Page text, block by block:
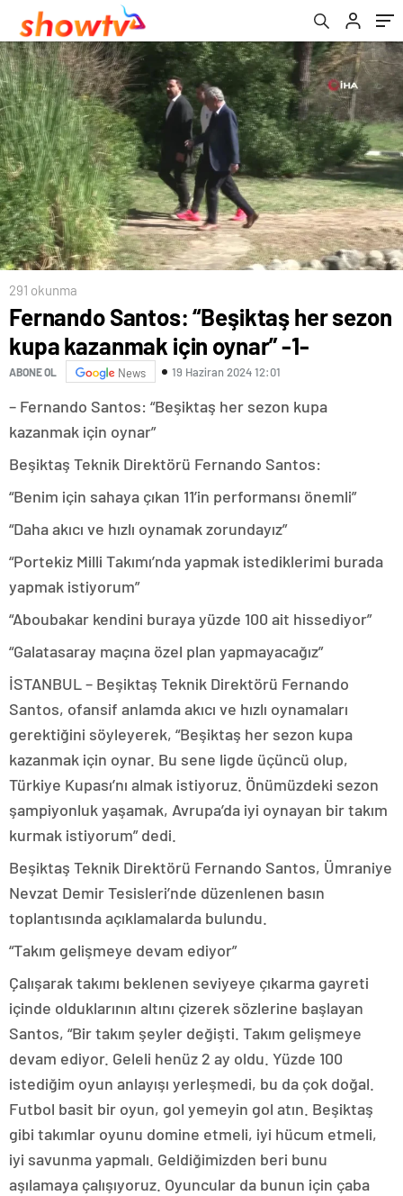
291 okunma
Fernando Santos: “Beşiktaş her sezon
kupa kazanmak için oynar” -1-
ABONE OL News 19 Haziran 2024 12:01
– Fernando Santos: “Beşiktaş her sezon kupa
kazanmak için oynar”
Beşiktaş Teknik Direktörü Fernando Santos:
“Benim için sahaya çıkan 11’in performansı önemli”
“Daha akıcı ve hızlı oynamak zorundayız”
“Portekiz Milli Takımı’nda yapmak istediklerimi burada
yapmak istiyorum”
“Aboubakar kendini buraya yüzde 100 ait hissediyor”
“Galatasaray maçına özel plan yapmayacağız”
İSTANBUL – Beşiktaş Teknik Direktörü Fernando
Santos, ofansif anlamda akıcı ve hızlı oynamaları
gerektiğini söyleyerek, “Beşiktaş her sezon kupa
kazanmak için oynar. Bu sene ligde üçüncü olup,
Türkiye Kupası’nı almak istiyoruz. Önümüzdeki sezon
şampiyonluk yaşamak, Avrupa’da iyi oynayan bir takım
kurmak istiyorum” dedi.
Beşiktaş Teknik Direktörü Fernando Santos, Ümraniye
Nevzat Demir Tesisleri’nde düzenlenen basın
toplantısında açıklamalarda bulundu.
“Takım gelişmeye devam ediyor”
Çalışarak takımı beklenen seviyeye çıkarma gayreti
içinde olduklarının altını çizerek sözlerine başlayan
Santos, “Bir takım şeyler değişti. Takım gelişmeye
devam ediyor. Geleli henüz 2 ay oldu. Yüzde 100
istediğim oyun anlayışı yerleşmedi, bu da çok doğal.
Futbol basit bir oyun, gol yemeyin gol atın. Beşiktaş
gibi takımlar oyunu domine etmeli, iyi hücum etmeli,
iyi savunma yapmalı. Geldiğimizden beri bunu
aşılamaya çalışıyoruz. Oyuncular da bunun için çaba